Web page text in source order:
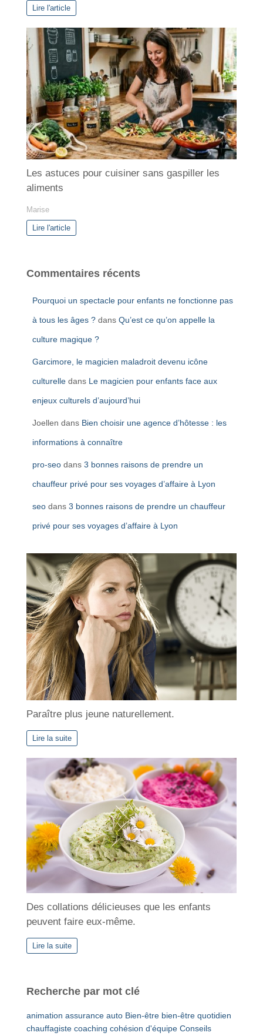
Lire l'article
Les astuces pour cuisiner sans gaspiller les
aliments
Marise
Lire l'article
Commentaires récents
Pourquoi un spectacle pour enfants ne fonctionne pas
à tous les âges ? dans Qu’est ce qu’on appelle la
culture magique ?
Garcimore, le magicien maladroit devenu icône
culturelle dans Le magicien pour enfants face aux
enjeux culturels d’aujourd’hui
Joellen dans Bien choisir une agence d’hôtesse : les
informations à connaître
pro-seo dans 3 bonnes raisons de prendre un
chauffeur privé pour ses voyages d’affaire à Lyon
seo dans 3 bonnes raisons de prendre un chauffeur
privé pour ses voyages d’affaire à Lyon
Paraître plus jeune naturellement.
Lire la suite
Des collations délicieuses que les enfants
peuvent faire eux-même.
Lire la suite
Recherche par mot clé
animation assurance auto Bien-être bien-être quotidien
chauffagiste coaching cohésion d'équipe Conseils